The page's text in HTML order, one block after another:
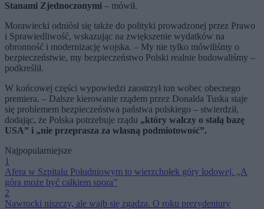
Stanami Zjednoczonymi – mówił.
Morawiecki odniósł się także do polityki prowadzonej przez Prawo
i Sprawiedliwość, wskazując na zwiększenie wydatków na
obronność i modernizację wojska. – My nie tylko mówiliśmy o
bezpieczeństwie, my bezpieczeństwo Polski realnie budowaliśmy –
podkreślił.
W końcowej części wypowiedzi zaostrzył ton wobec obecnego
premiera. – Dalsze kierowanie rządem przez Donalda Tuska staje
się problemem bezpieczeństwa państwa polskiego – stwierdził,
dodając, że Polska potrzebuje rządu „który walczy o stałą bazę
USA” i „nie przeprasza za własną podmiotowość”.
Najpopularniejsze
1
Afera w Szpitalu Południowym to wierzchołek góry lodowej. „A
góra może być całkiem spora”
2
Nawrocki niszczy, ale wajb się zgadza. O roku prezydentury